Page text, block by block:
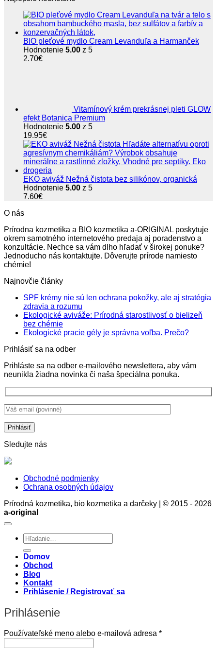
BIO pleťové mydlo Cream Levanduľa a Harmanček
Hodnotenie 5.00 z 5
2.70€
Vitamínový krém prekrásnej pleti GLOW
efekt Botanica Premium
Hodnotenie 5.00 z 5
19.95€
EKO aviváž Nežná čistota bez silikónov, organická
Hodnotenie 5.00 z 5
7.60€
O nás
Prírodna kozmetika a BIO kozmetika a-ORIGINAL poskytuje
okrem samotného internetového predaja aj poradenstvo a
konzultácie. Nechce sa vám dlho hľadať v širokej ponuke?
Jednoducho nás kontaktujte. Dôverujte prírode namiesto
chémie!
Najnovčie články
SPF krémy nie sú len ochrana pokožky, ale aj stratégia
zdravia a rozumu
komentáre
SPF
len
ochrana
Ekologické aviváže: Prírodná starostlivosť o bielizeň
bez chémieŽiadne
komentáre
Ekologické
Prírodná
starostlivosť
Ekologické pracie gély je správna voľba. Prečo?Žiadne
pracie
Prihlásiť sa na odber
Prihláste sa na odber e-mailového newslettera, aby vám
neunikla žiadna novinka či naša špeciálna ponuka.
Sledujte nás
Obchodné podmienky
Ochrana osobných údajov
Prírodná kozmetika, bio kozmetika a darčeky | © 2015 - 2026
a-original
Hľadať:
Domov
Obchod
Blog
Kontakt
Prihlásenie / Registrovať sa
Prihlásenie
Používateľské meno alebo e-mailová adresa *Povinné